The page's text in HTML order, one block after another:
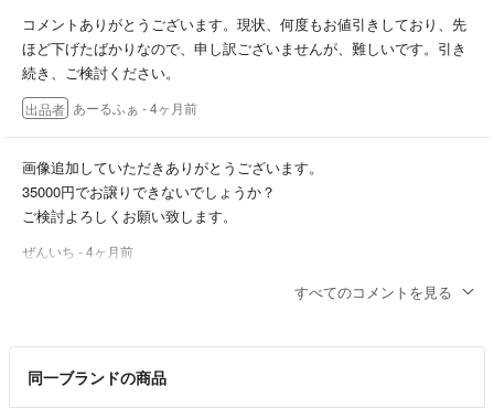
コメントありがとうございます。現状、何度もお値引きしており、先
ほど下げたばかりなので、申し訳ございませんが、難しいです。引き
続き、ご検討ください。
出品者 あーるふぁ - 4ヶ月前
画像追加していただきありがとうございます。
35000円でお譲りできないでしょうか？
ご検討よろしくお願い致します。
ぜんいち - 4ヶ月前
すべてのコメントを見る
同一ブランドの商品